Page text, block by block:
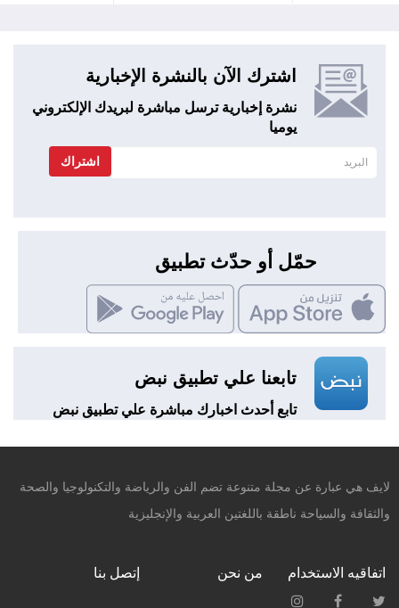
اشترك الآن بالنشرة الإخبارية
نشرة إخبارية ترسل مباشرة لبريدك الإلكتروني
يوميا
اشتراك
حمّل أو حدّث تطبيق
تابعنا علي تطبيق نبض
تابع أحدث اخبارك مباشرة علي تطبيق نبض
لايف هي عبارة عن مجلة متنوعة تضم الفن والرياضة والتكنولوجيا والصحة
والثقافة والسياحة ناطقة باللغتين العربية والإنجليزية
اتفاقيه الاستخدام من نحن إتصل بنا